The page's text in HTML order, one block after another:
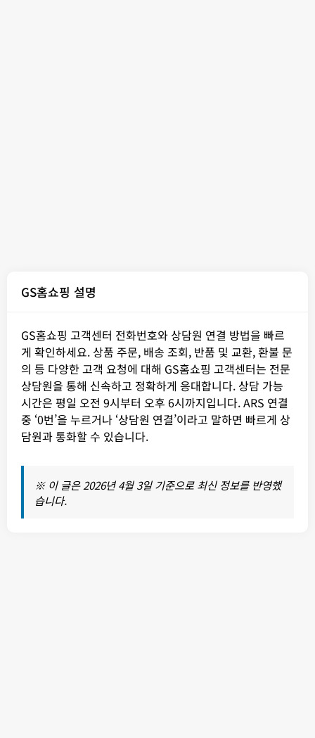
GS홈쇼핑 설명
GS홈쇼핑 고객센터 전화번호와 상담원 연결 방법을 빠르
게 확인하세요. 상품 주문, 배송 조회, 반품 및 교환, 환불 문
의 등 다양한 고객 요청에 대해 GS홈쇼핑 고객센터는 전문
상담원을 통해 신속하고 정확하게 응대합니다. 상담 가능
시간은 평일 오전 9시부터 오후 6시까지입니다. ARS 연결
중 ‘0번’을 누르거나 ‘상담원 연결’이라고 말하면 빠르게 상
담원과 통화할 수 있습니다.
※ 이 글은 2026년 4월 3일 기준으로 최신 정보를 반영했
습니다.